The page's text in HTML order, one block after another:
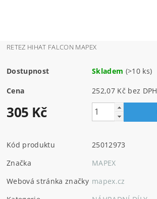
RETEZ HIHAT FALCON MAPEX
Dostupnost Skladem (>10 ks)
Cena 252,07 Kč bez DPH
305 Kč
Kód produktu
25012973
Značka
MAPEX
Webová stránka značky mapex.cz